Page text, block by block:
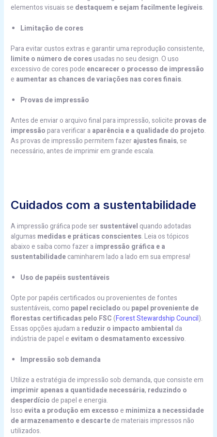
elementos visuais se destaquem e sejam facilmente legíveis.
Limitação de cores
Para evitar custos extras e garantir uma reprodução consistente,
limite o número de coresusadas no seu design. O uso
excessivo de cores pode encarecer o processo de impressão
e aumentar as chances de variações nas cores finais.
Provas de impressão
Antes de enviar o arquivo final para impressão, solicite provas de
impressãopara verificar a aparência e a qualidade do projeto.
As provas de impressão permitem fazerajustes finais, se
necessário, antes de imprimir em grande escala.
Cuidados com a sustentabilidade
A impressão gráfica pode sersustentável quando adotadas
algumas medidas e práticas conscientes. Leia os tópicos
abaixo e saiba como fazer a impressão gráfica e a
sustentabilidadecaminharem lado a lado em sua empresa!
Uso de papéis sustentáveis
Opte por papéis certificados ou provenientes de fontes
sustentáveis, como papel reciclado ou papel proveniente de
florestas certificadas pelo FSC(Forest Stewardship Council).
Essas opções ajudam a reduzir o impacto ambiental da
indústria de papel e evitam o desmatamento excessivo.
Impressão sob demanda
Utilize a estratégia de impressão sob demanda, que consiste em
imprimir apenas a quantidade necessária, reduzindo o
desperdício de papel e energia.
Isso evita a produção em excessoe minimiza a necessidade
de armazenamento e descartede materiais impressos não
utilizados.